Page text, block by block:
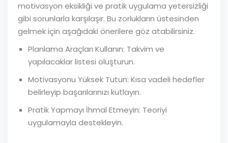
motivasyon eksikliği ve pratik uygulama yetersizliği
gibi sorunlarla karşılaşır. Bu zorlukların üstesinden
gelmek için aşağıdaki önerilere göz atabilirsiniz.
Planlama Araçları Kullanın: Takvim ve
yapılacaklar listesi oluşturun.
Motivasyonu Yüksek Tutun: Kısa vadeli hedefler
belirleyip başarılarınızı kutlayın.
Pratik Yapmayı İhmal Etmeyin: Teoriyi
uygulamayla destekleyin.